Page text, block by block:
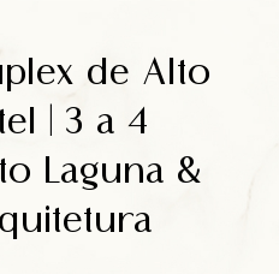
de Alto
| 3 a 4
Laguna &